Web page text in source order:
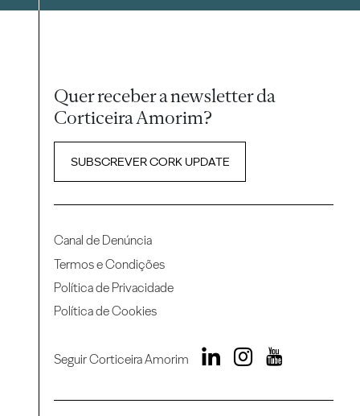
Quer receber a newsletter da
Corticeira Amorim?
SUBSCREVER CORK UPDATE
Canal de Denúncia
Termos e Condições
Política de Privacidade
Política de Cookies
Seguir Corticeira Amorim